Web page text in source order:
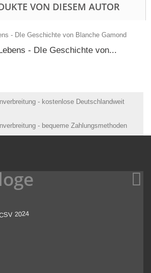
VON DIESEM AUTOR
- DIe Geschichte von...